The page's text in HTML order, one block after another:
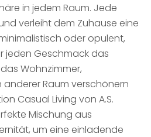
in jedem Raum. Jede
verleiht dem Zuhause eine
oder opulent,
jeden Geschmack das
Wohnzimmer,
anderer Raum verschönern
Casual Living von A.S.
Mischung aus
um eine einladende